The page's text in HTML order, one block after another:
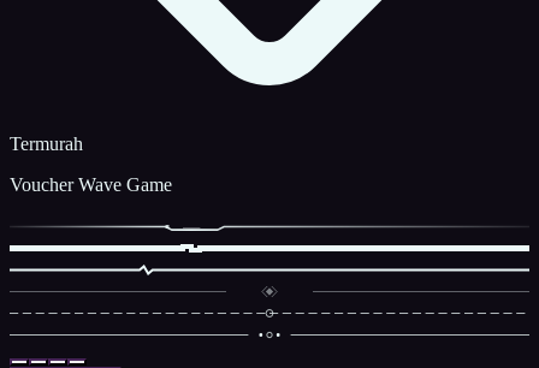
Termurah
Voucher Wave Game